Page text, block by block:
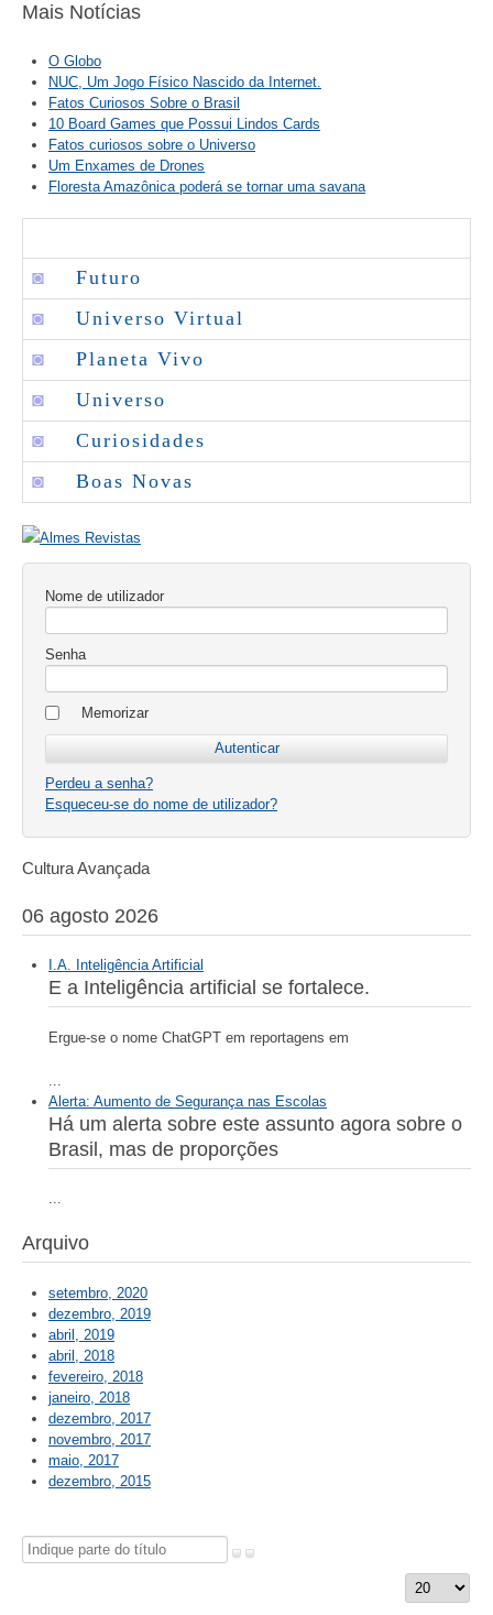
Mais Notícias
O Globo
NUC, Um Jogo Físico Nascido da Internet.
Fatos Curiosos Sobre o Brasil
10 Board Games que Possui Lindos Cards
Fatos curiosos sobre o Universo
Um Enxames de Drones
Floresta Amazônica poderá se tornar uma savana
◙
Futuro
◙
Universo Virtual
◙
Planeta Vivo
◙
Universo
◙
Curiosidades
◙
Boas Novas
Nome de utilizador
Senha
Memorizar
Perdeu a senha?
Esqueceu-se do nome de utilizador?
Cultura Avançada
06 agosto 2026
I.A. Inteligência Artificial
E a Inteligência artificial se fortalece.
Ergue-se o nome ChatGPT em reportagens em
Alerta: Aumento de Segurança nas Escolas
Há um alerta sobre este assunto agora sobre o
Brasil, mas de proporções
...
Arquivo
setembro, 2020
dezembro, 2019
abril, 2019
abril, 2018
fevereiro, 2018
janeiro, 2018
dezembro, 2017
novembro, 2017
maio, 2017
dezembro, 2015
Indique
Qtd.